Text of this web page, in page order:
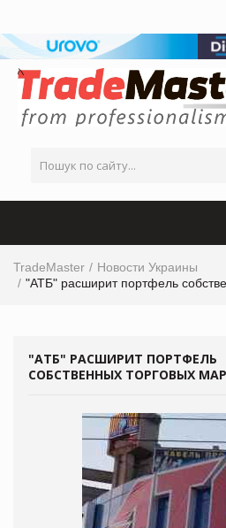
TradeMaster
Новости Украины
"АТБ" расширит портфель
"АТБ" РАСШИРИТ ПОРТФЕЛЬ
СОБСТВЕННЫХ ТОРГОВЫХ